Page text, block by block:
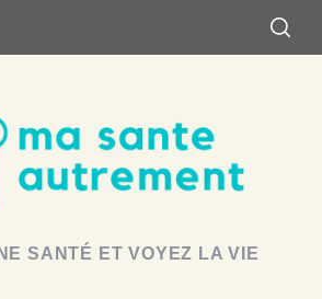
SANTÉ ET VOYEZ LA VIE